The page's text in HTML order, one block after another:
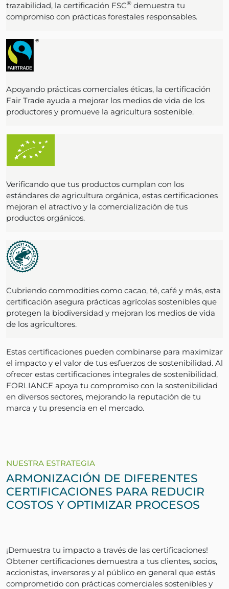
trazabilidad, la certificación FSC® demuestra tu
compromiso con prácticas forestales responsables.
Apoyando prácticas comerciales éticas, la certificación
Fair Trade ayuda a mejorar los medios de vida de los
productores y promueve la agricultura sostenible.
Verificando que tus productos cumplan con los
estándares de agricultura orgánica, estas certificaciones
mejoran el atractivo y la comercialización de tus
productos orgánicos.
Cubriendo commodities como cacao, té, café y más, esta
certificación asegura prácticas agrícolas sostenibles que
protegen la biodiversidad y mejoran los medios de vida
de los agricultores.
Estas certificaciones pueden combinarse para maximizar
el impacto y el valor de tus esfuerzos de sostenibilidad. Al
ofrecer estas certificaciones integrales de sostenibilidad,
FORLIANCE apoya tu compromiso con la sostenibilidad
en diversos sectores, mejorando la reputación de tu
marca y tu presencia en el mercado.
NUESTRA ESTRATEGIA
ARMONIZACIÓN DE DIFERENTES
CERTIFICACIONES PARA REDUCIR
COSTOS Y OPTIMIZAR PROCESOS
¡Demuestra tu impacto a través de las certificaciones!
Obtener certificaciones demuestra a tus clientes, socios,
accionistas, inversores y al público en general que estás
comprometido con prácticas comerciales sostenibles y